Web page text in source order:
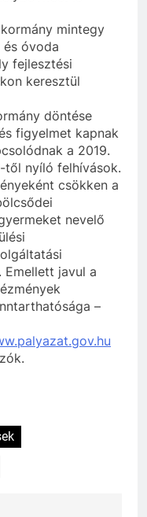
mintegy
óvoda
fejlesztési
keresztül
döntése
figyelmet kapnak
a 2019.
től nyíló felhívások.
csökken a
nevelő
javul a
–